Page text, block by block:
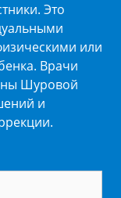
Это
или
Врачи
Шуровой
и